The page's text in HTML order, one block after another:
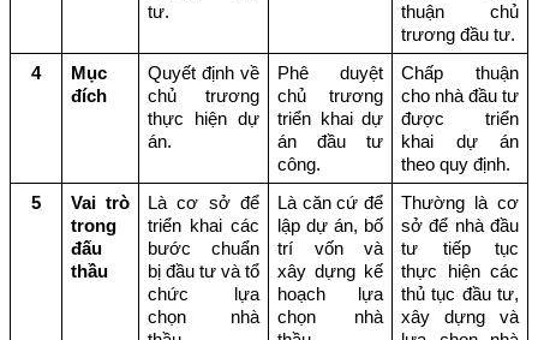
tư.
thuận chủ
trương đầu tư.
4
Mục
đích
Quyết định về
chủ trương
thực hiện dự
án.
Phê duyệt
chủ trương
triển khai dự
án đầu tư
công.
Chấp thuận
cho nhà đầu tư
được triển
khai dự án
theo quy định.
5
Vai trò
trong
đấu
thầu
Là cơ sở để
triển khai các
bước chuẩn
bị đầu tư và tổ
chức lựa
chọn nhà
Là căn cứ để
lập dự án, bố
trí vốn và
xây dựng kế
hoạch lựa
chọn nhà
Thường là cơ
sở để nhà đầu
tư tiếp tục
thực hiện các
thủ tục đầu tư,
xây dựng và